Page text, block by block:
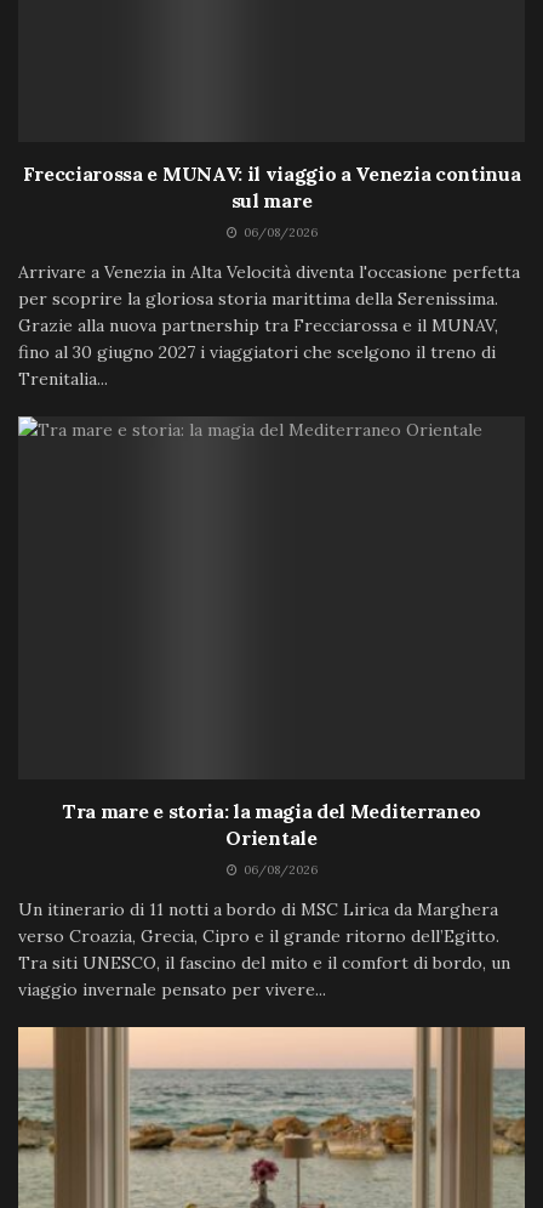
Frecciarossa e MUNAV: il viaggio a Venezia continua
sul mare
06/08/2026
Arrivare a Venezia in Alta Velocità diventa l'occasione perfetta
per scoprire la gloriosa storia marittima della Serenissima.
Grazie alla nuova partnership tra Frecciarossa e il MUNAV,
fino al 30 giugno 2027 i viaggiatori che scelgono il treno di
Trenitalia...
Tra mare e storia: la magia del Mediterraneo
Orientale
06/08/2026
Un itinerario di 11 notti a bordo di MSC Lirica da Marghera
verso Croazia, Grecia, Cipro e il grande ritorno dell’Egitto.
Tra siti UNESCO, il fascino del mito e il comfort di bordo, un
viaggio invernale pensato per vivere...